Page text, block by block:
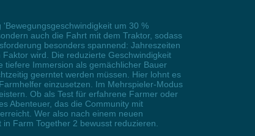
um 30 %
auch die Fahrt mit dem Traktor, sodass
besonders spannend: Jahreszeiten
wird. Die reduzierte Geschwindigkeit
tiefere Immersion als gemächlicher Bauer
geerntet werden müssen. Hier lohnt es
einzusetzen. Im Mehrspieler-Modus
Ob als Test für erfahrene Farmer oder
Abenteuer, das die Community mit
Wer also nach einem neuen
Farm Together 2 bewusst reduzieren.